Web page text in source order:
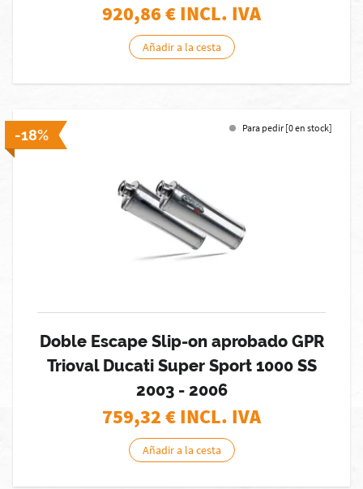
920,86€ INCL. IVA
Añadir a la cesta
-18% Para pedir [0 en stock]
Doble Escape Slip-on aprobado GPR
Trioval Ducati Super Sport 1000 SS
2003 - 2006
759,32€ INCL. IVA
Añadir a la cesta